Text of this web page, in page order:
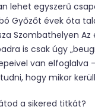
lehet egyszerű
Győzőt évek óta
Szombathelyen
is csak úgy
van
hogy mikor
a sikered titkát?